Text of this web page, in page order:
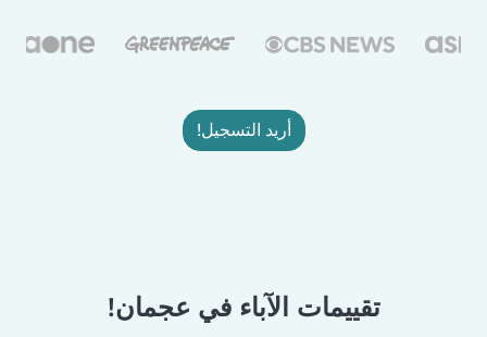
أريد التسجيل!
تقييمات الآباء في عجمان!